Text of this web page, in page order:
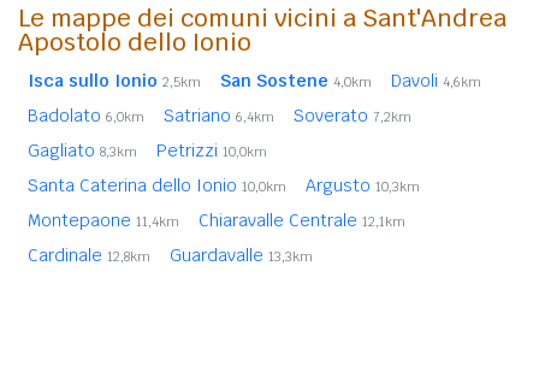
Le mappe dei comuni vicini a Sant'Andrea
Apostolo dello Ionio
Isca sullo Ionio 2,5km San Sostene 4,0km Davoli 4,6km
Badolato 6,0km Satriano 6,4km Soverato 7,2km
Gagliato 8,3km Petrizzi 10,0km
Santa Caterina dello Ionio 10,0km Argusto 10,3km
Montepaone 11,4km Chiaravalle Centrale 12,1km
Cardinale 12,8km Guardavalle 13,3km